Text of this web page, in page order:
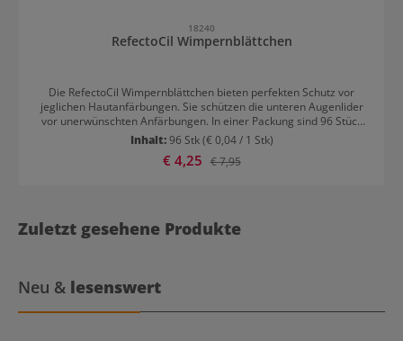
18240
RefectoCil Wimpernblättchen
Die RefectoCil Wimpernblättchen bieten perfekten Schutz vor
jeglichen Hautanfärbungen. Sie schützen die unteren Augenlider
vor unerwünschten Anfärbungen. In einer Packung sind 96 Stück
Wimpernblättchen enthalten. Diese reichen für 48 Anwendungen.
Anwendung von RefectoCil Wimpernblättchen - 96 Stück Die
RefectoCil Wimpernblättchen werden vor dem Färben der Wimpern
Wimpernkranzes an den Lidrand drücken.
Inhalt:96 Stk(€ 0,04 / 1 Stk)
Verkaufspreis:
€ 4,25 Regulärer Preis:
€ 7,95
Zuletzt gesehene Produkte
Neu & lesenswert